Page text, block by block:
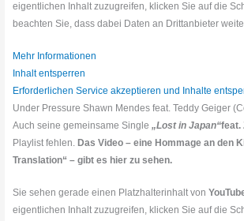
eigentlichen Inhalt zuzugreifen, klicken Sie auf die
beachten Sie, dass dabei Daten an Drittanbieter
Mehr Informationen
Inhalt entsperren
Erforderlichen Service akzeptieren und Inhalte
Under Pressure Shawn Mendes feat. Teddy Geiger
Auch seine gemeinsame Single „Lost in Japan“feat.
Playlist fehlen. Das Video – eine Hommage an den
Translation“ – gibt es hier zu sehen.
Sie sehen gerade einen Platzhalterinhalt von
eigentlichen Inhalt zuzugreifen, klicken Sie auf die